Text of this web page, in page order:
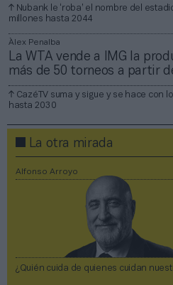
Nubank le ‘roba’ el nombre del
millones hasta 2044
Àlex Penalba
La WTA vende a IMG la
más de 50 torneos a partir
CazéTV suma y sigue y se hace con
hasta 2030
La otra mirada
Alfonso Arroyo
¿Quién cuida de quienes cuidan